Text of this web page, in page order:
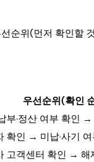
순위(먼저 확인할
우선순위(확인
부·정산 여부 확인
확인 → 미납·사기 여
고객센터 확인 → 해